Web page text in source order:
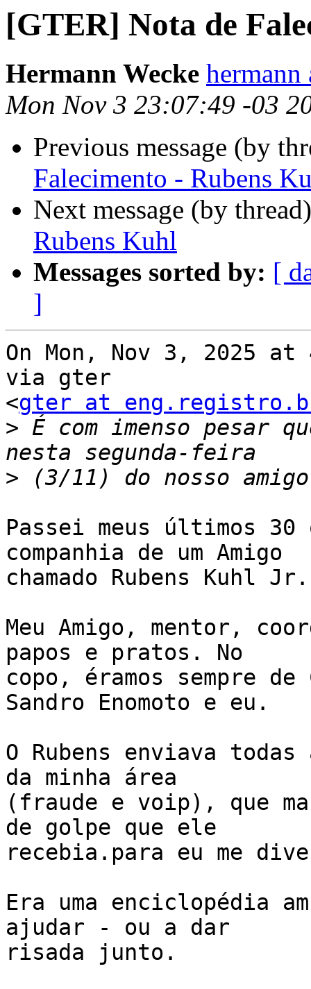
[GTER] Nota de
Hermann Wecke hermann
Mon Nov 3 23:07:49 -03
Previous message (by
Falecimento - Rubens
Next message (by
Rubens Kuhl
Messages sorted by: [
]
On Mon, Nov 3, 2025 at
via gter
<gter at
> É com imenso pesar
>
Passei meus últimos
companhia de um Amigo
chamado Rubens Kuhl Jr.
Meu Amigo, mentor,
papos e pratos. No
copo, éramos sempre
Sandro Enomoto e eu.
O Rubens enviava
da minha área
(fraude e voip), que
de golpe que ele
recebia.para eu me
Era uma enciclopédia
ajudar - ou a dar
risada junto.